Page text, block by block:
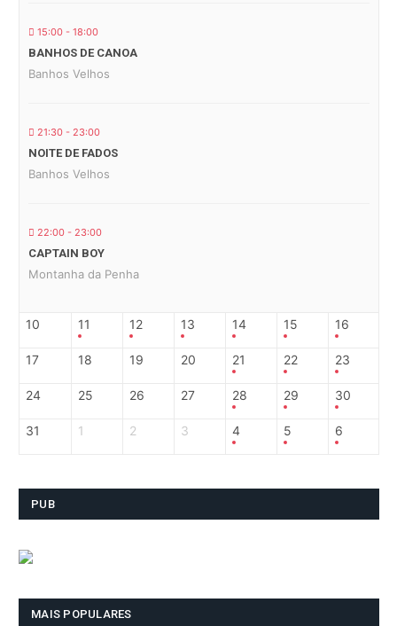
15:00 - 18:00
BANHOS DE CANOA
Banhos Velhos
21:30 - 23:00
NOITE DE FADOS
Banhos Velhos
22:00 - 23:00
CAPTAIN BOY
Montanha da Penha
10 11 12 13 14 15 16
17 18 19 20 21 22 23
24 25 26 27 28 29 30
31 1 2 3 4 5 6
PUB
MAIS POPULARES